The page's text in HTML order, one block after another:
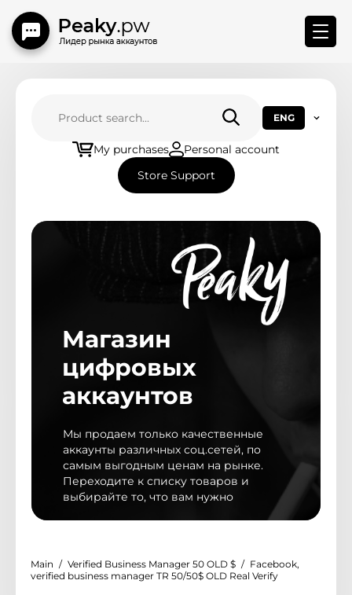
How to connect BM
Contact Us
Мы рады представить Вам новый дизайн
магазина, с более удобным и расширенным
функционалом
@peakyms
Telegram support
ENG
My purchases
Personal account
Store Support
Магазин
цифровых
аккаунтов
Мы продаем только качественные
аккаунты различных соц.сетей, по
самым выгодным ценам на рынке.
Переходите к списку товаров и
выбирайте то, что вам нужно
Main Verified Business Manager 50 OLD $
Facebook,
verified business manager TR 50/50$ OLD Real Verify